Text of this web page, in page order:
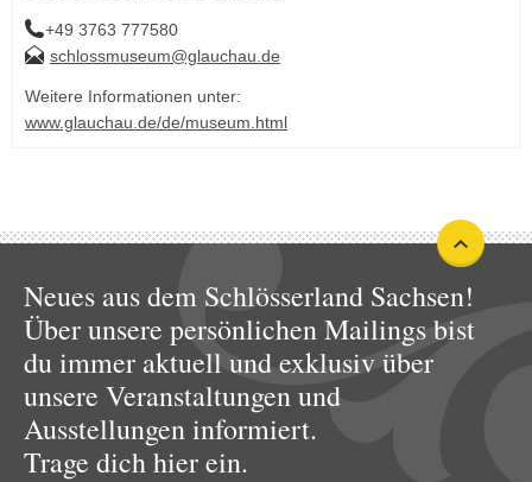
+49 3763 777580
schlossmuseum@glauchau.de
Weitere Informationen unter:
www.glauchau.de/de/museum.html
Neues aus dem Schlösserland Sachsen!
Über unsere persönlichen Mailings bist
du immer aktuell und exklusiv über
unsere Veranstaltungen und
Ausstellungen informiert.
Trage dich hier ein.